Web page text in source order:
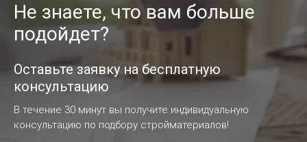
Не знаете, что вам больше
подойдет?
Оставьте заявку на бесплатную
консультацию
В течение 30 минут вы получите индивидуальную
консультацию по подбору стройматериалов!